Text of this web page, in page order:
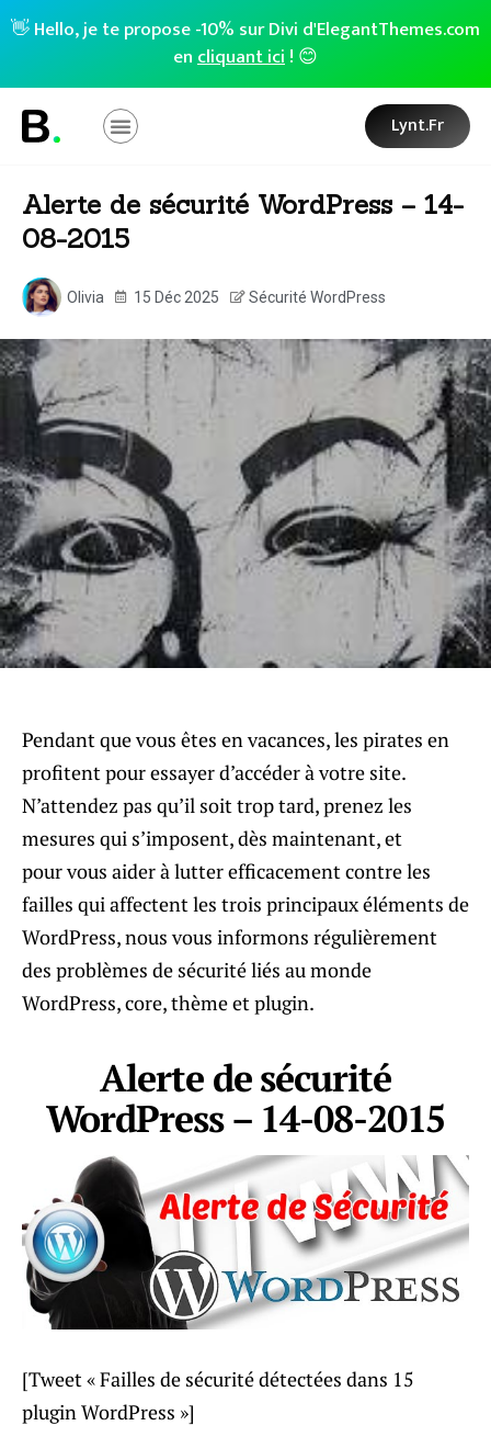
👋 Hello, je te propose -10% sur Divi d'ElegantThemes.com
encliquant ici! 😊
Lynt.fr
Alerte de sécurité WordPress – 14-
08-2015
Olivia 15 Déc 2025 Sécurité WordPress
Pendant que vous êtes en vacances, les pirates en
profitent pour essayer d’accéder à votre site.
N’attendez pas qu’il soit trop tard, prenez les
mesures qui s’imposent, dès maintenant, et
pour vous aider à lutter efficacement contre les
failles qui affectent les trois principaux éléments de
WordPress, nous vous informons régulièrement
des problèmes de sécurité liés au monde
WordPress, core, thème et plugin.
Alerte de sécurité
WordPress – 14-08-2015
[Tweet « Failles de sécurité détectées dans 15
plugin WordPress »]